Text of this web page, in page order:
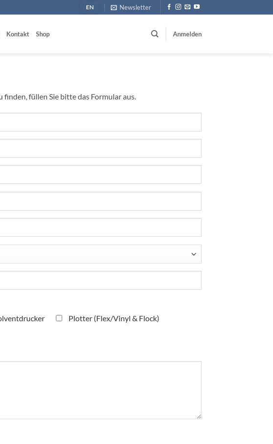
EN Newsletter
Kontakt Shop Anmelden
füllen Sie bitte das Formular aus.
Plotter (Flex/Vinyl & Flock)